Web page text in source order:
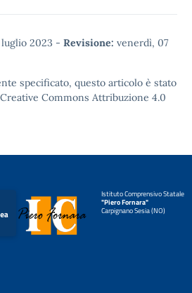
2023 - Revisione: venerdì, 07
specificato, questo articolo è stato
Commons Attribuzione 4.0
Istituto Comprensivo Statale
"Piero Fornara"
Carpignano Sesia (NO)